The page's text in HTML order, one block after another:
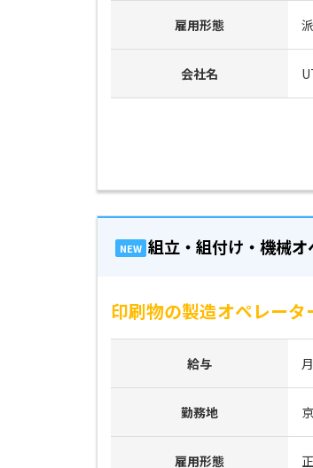
雇用形態
会社名
NEW 組立・組付け・機械
印刷物の製造オペレー
給与
勤務地
雇用形態